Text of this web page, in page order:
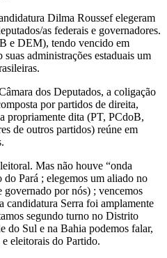
Dilma Roussef elegeram
as federais e governadores.
e DEM), tendo vencido em
administrações estaduais um
dos Deputados, a coligação
por partidos de direita,
propriamente dita (PT, PCdoB,
de outros partidos) reúne em
Mas não houve “onda
Pará ; elegemos um aliado no
por nós) ; vencemos
Serra foi amplamente
segundo turno no Distrito
do Sul e na Bahia podemos falar,
eleitorais do Partido.